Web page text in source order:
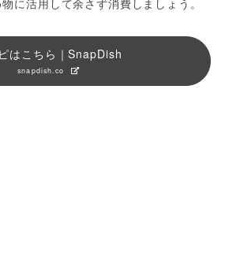
に活用して余さず消費しましょう。
はこちら｜SnapDish
snapdish.co